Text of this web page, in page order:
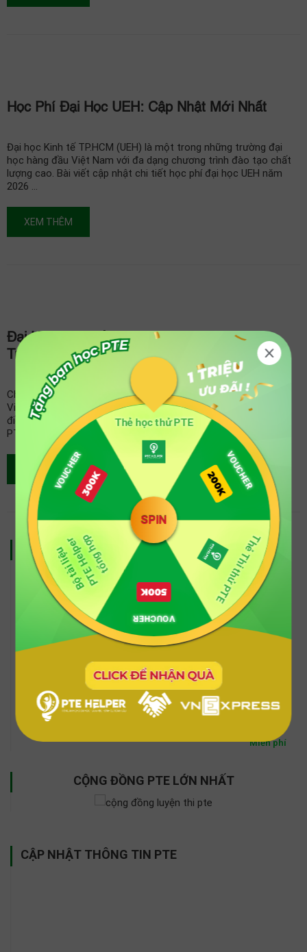
Học Phí Đại Học UEH: Cập Nhật Mới Nhất
Đại học Kinh tế TP.HCM (UEH) là một trong những trường đại
học hàng đầu Việt Nam với đa dạng chương trình đào tạo chất
lượng cao. Bài viết cập nhật chi tiết học phí đại học UEH năm
2026 …
XEM THÊM
Đại Học Kinh Tế TP.HCM – Review Chương
Trình Liên Kết Quốc Tế Viện ISB
Chương trình liên kết quốc tế trường ĐH Kinh tế TP.HCM thuộc
Viện đào tạo ISB – UEH bao gồm những ngành gì? Chi phí và
điều kiện chương trình liên kết quốc tế UEH như thế nào? Cùng
PTE …
XEM THÊM
KHÓA HỌC TIÊU BIỂU
LUYỆN THI PTE CORE CHUYÊN BIỆT
Miễn phí
LUYỆN THI PTE CẤP TỐC 36/42/50
LUYỆN THI PTE ONLINE MIỄN PHÍ –
TRẢI NGHIỆM PHƯƠNG PHÁP HỌC
Miễn phí
CỘNG ĐỒNG PTE LỚN NHẤT
CẬP NHẬT THÔNG TIN PTE
Thẻ học thử PTE
VOUCHER
Thẻ Thi thử PTE
VOUCHER
Bộ tài liệu
PTE Helper
tổng hợp
VOUCHER
SPIN